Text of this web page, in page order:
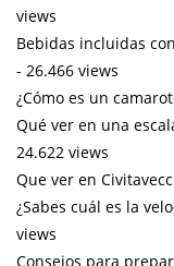
views
Bebidas incluidas
- 26.466 views
¿Cómo es un
Qué ver en una
24.622 views
Que ver en
¿Sabes cuál es la
views
Consejos para